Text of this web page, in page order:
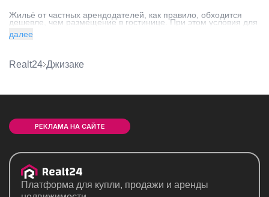
Жильё от частных арендодателей, как правило, обходится
дешевле, чем размещение в гостинице. При этом условия для
договориться об удобном времени въезда и выезда. В
животными, получить разрешение на проведение в жилье
праздника или проживание пары, не состоящей в
зарегистрированном браке.
оплату за весь период проживания, а также залог на случай
Какие типы квартир можно снять в Джизаке посуточно и
Гости города и транзитные туристы найдут на нашем сайте
самые разные предложения аренды:
стандартные 1,2,3-комнатные квартиры в Джизаке на сутки;
далее
Realt24 Джизаке
РЕКЛАМА НА САЙТЕ
Платформа для купли, продажи и аренды